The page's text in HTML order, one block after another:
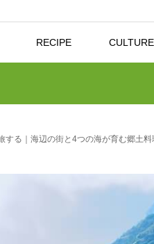
RECIPE CULTURE
する｜海辺の街と4つの海が育む郷土料